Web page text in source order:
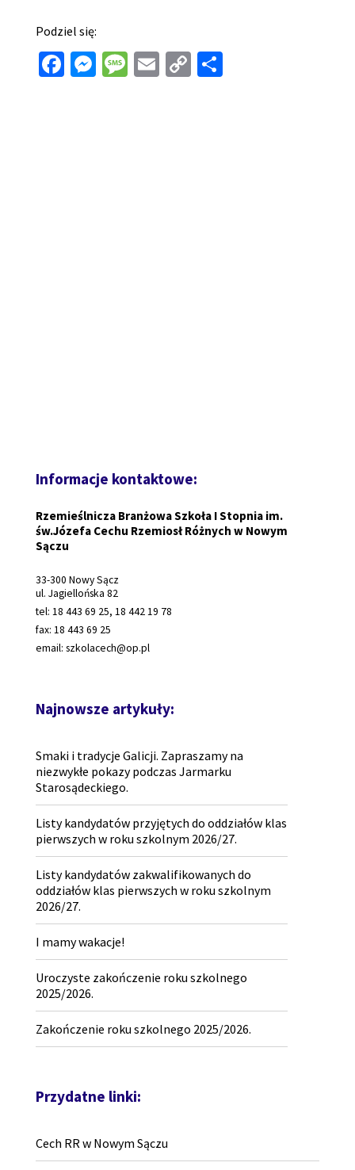
Podziel się:
Facebook
Messenger
Message
Email
CopyShare
Informacje kontaktowe:
Rzemieślnicza Branżowa Szkoła I Stopnia im.
św.Józefa Cechu Rzemiosł Różnych w Nowym
Sączu
33-300 Nowy Sącz
ul. Jagiellońska 82
tel: 18 443 69 25, 18 442 19 78
fax: 18 443 69 25
email: szkolacech@op.pl
Najnowsze artykuły:
Smaki i tradycje Galicji. Zapraszamy na
niezwykłe pokazy podczas Jarmarku
Starosądeckiego.
Listy kandydatów przyjętych do oddziałów klas
pierwszych w roku szkolnym 2026/27.
Listy kandydatów zakwalifikowanych do
oddziałów klas pierwszych w roku szkolnym
2026/27.
I mamy wakacje!
Uroczyste zakończenie roku szkolnego
2025/2026.
Zakończenie roku szkolnego 2025/2026.
Przydatne linki:
Cech RR w Nowym Sączu